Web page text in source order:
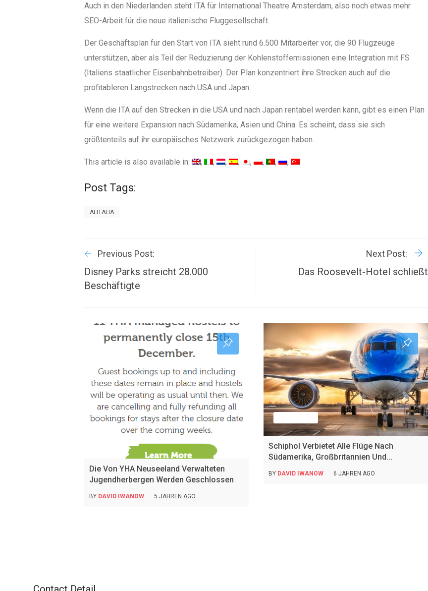
Auch in den Niederlanden steht ITA für International Theatre Amsterdam, also noch etwas mehr
SEO-Arbeit für die neue italienische Fluggesellschaft.
Der Geschäftsplan für den Start von ITA sieht rund 6.500 Mitarbeiter vor, die 90 Flugzeuge
unterstützen, aber als Teil der Reduzierung der Kohlenstoffemissionen eine Integration mit FS
(Italiens staatlicher Eisenbahnbetreiber). Der Plan konzentriert ihre Strecken auch auf die
profitableren Langstrecken nach USA und Japan.
Wenn die ITA auf den Strecken in die USA und nach Japan rentabel werden kann, gibt es einen Plan
für eine weitere Expansion nach Südamerika, Asien und China. Es scheint, dass sie sich
größtenteils auf ihr europäisches Netzwerk zurückgezogen haben.
This article is also available in:
Post Tags:
ALITALIA
Previous Post:
Disney Parks streicht 28.000
Beschäftigte
Next Post:
Das Roosevelt-Hotel schließt
Die Von YHA Neuseeland Verwalteten
Jugendherbergen Werden Geschlossen
BY DAVID IWANOW 5 JAHREN AGO
Schiphol Verbietet Alle Flüge Nach
Südamerika, Großbritannien Und...
BY DAVID IWANOW 6 JAHREN AGO